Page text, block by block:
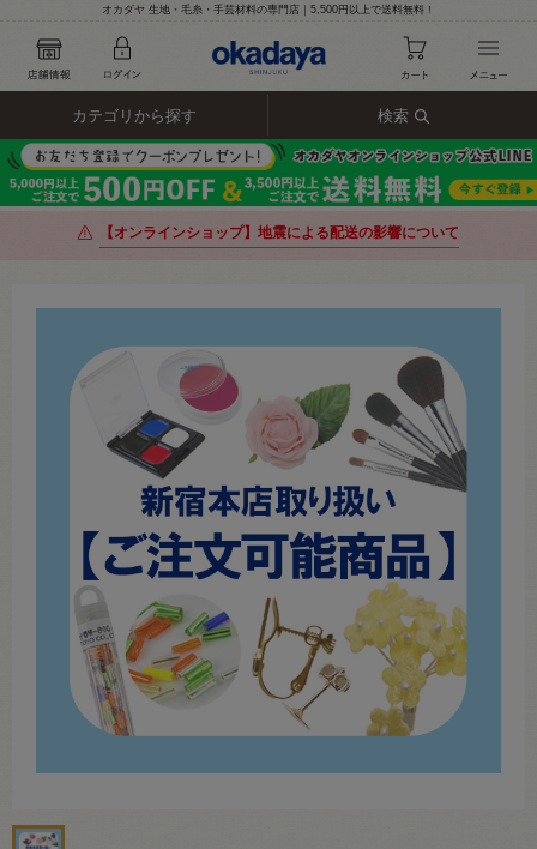
オカダヤ 生地・毛糸・手芸材料の専門店｜5,500円以上で送料無料！
カテゴリから探す 検索
【オンラインショップ】地震による配送の影響について